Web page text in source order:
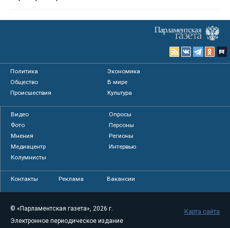
Политика
Экономика
Общество
В мире
Происшествия
Культура
Видео
Опросы
Фото
Персоны
Мнения
Регионы
Медиацентр
Интервью
Колумнисты
Контакты Реклама Вакансии
© «Парламентская газета», 2026 г.
Электронное периодическое издание
Карта сайта